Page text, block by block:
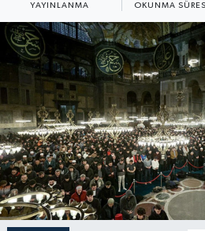
YAYINLANMA OKUNMA
Antalya Müftülüğü
Ardahan Müftülüğü
Artvin Müftülüğü
Aydın Müftülüğü
Balıkesir Müftülüğü
Bartın Müftülüğü
Hadislerle İslam
Kudüs
Kurban
Mukabele
Peygamberimizin Hayatı
Ramazan
TDV
Hutbeler
DİYANET AKADEMİ
DİYANET GENÇLİK
DİYANET RADYO/TV
DEPREM
Haber Arşivi